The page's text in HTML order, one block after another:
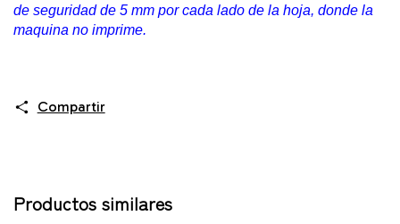
de seguridad de 5 mm por cada lado de la hoja, donde la
maquina no imprime.
Compartir
Productos similares